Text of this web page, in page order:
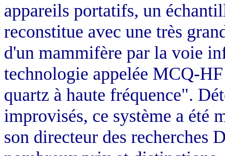
appareils portatifs, un
reconstitue avec une très
d'un mammifère par la voie
technologie appelée MCQ-
quartz à haute fréquence".
improvisés, ce système a été
son directeur des recherches